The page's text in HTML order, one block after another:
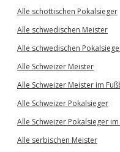
Alle schottischen Pokalsieger
Alle schwedischen Meister
Alle schwedischen
Alle Schweizer Meister
Alle Schweizer Meister im
Alle Schweizer Pokalsieger
Alle Schweizer Pokalsieger
Alle serbischen Meister